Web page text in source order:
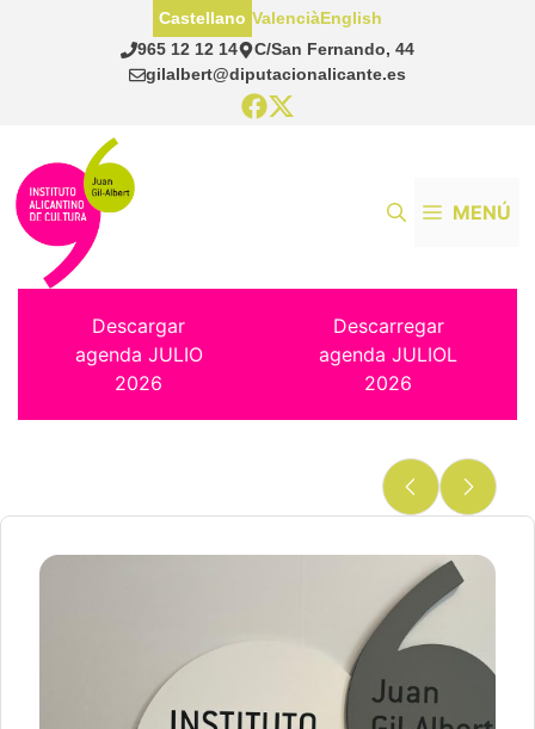
965 12 12 14
C/San Fernando, 44
gilalbert@diputacionalicante.es
Castellano ValenciàEnglish
MENÚ
Descargar
agenda JULIO
2026
Descarregar
agenda JULIOL
2026